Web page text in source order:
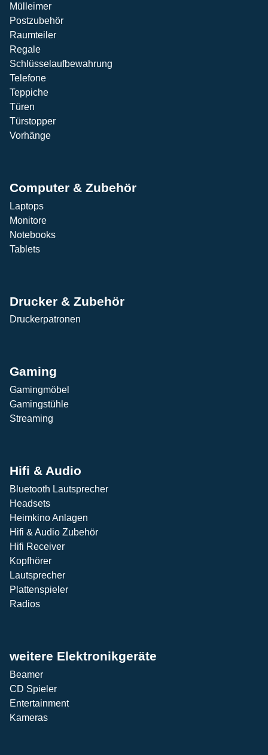
Mülleimer
Postzubehör
Raumteiler
Regale
Schlüsselaufbewahrung
Telefone
Teppiche
Türen
Türstopper
Vorhänge
Computer & Zubehör
Laptops
Monitore
Notebooks
Tablets
Drucker & Zubehör
Druckerpatronen
Gaming
Gamingmöbel
Gamingstühle
Streaming
Hifi & Audio
Bluetooth Lautsprecher
Headsets
Heimkino Anlagen
Hifi & Audio Zubehör
Hifi Receiver
Kopfhörer
Lautsprecher
Plattenspieler
Radios
weitere Elektronikgeräte
Beamer
CD Spieler
Entertainment
Kameras